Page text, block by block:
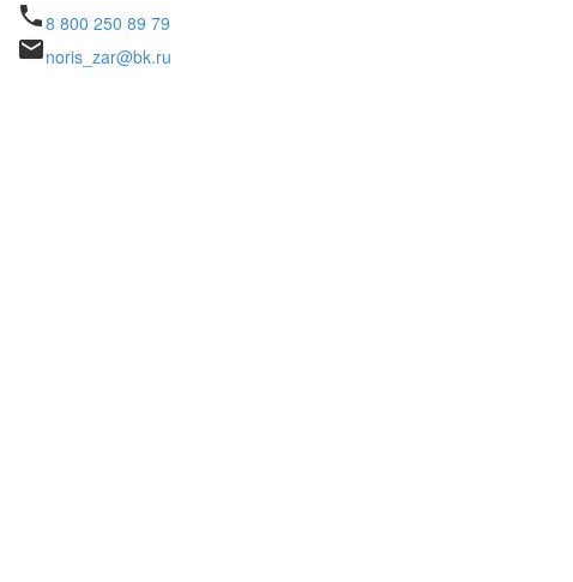
phone8 800 250 89 79
emailnoris_zar@bk.ru